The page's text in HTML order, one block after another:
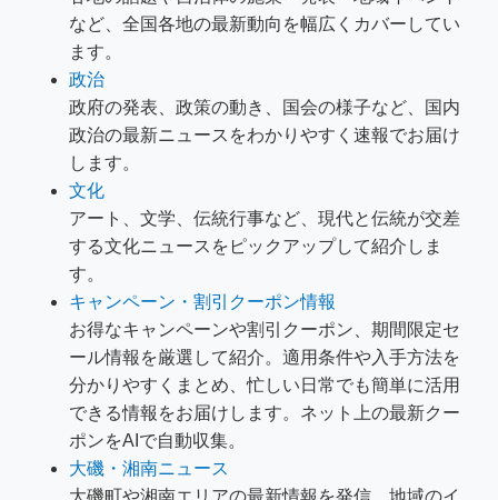
など、全国各地の最新動向を幅広くカバーしてい
ます。
政治
政府の発表、政策の動き、国会の様子など、国内
政治の最新ニュースをわかりやすく速報でお届け
します。
文化
アート、文学、伝統行事など、現代と伝統が交差
する文化ニュースをピックアップして紹介しま
す。
キャンペーン・割引クーポン情報
お得なキャンペーンや割引クーポン、期間限定セ
ール情報を厳選して紹介。適用条件や入手方法を
分かりやすくまとめ、忙しい日常でも簡単に活用
できる情報をお届けします。ネット上の最新クー
ポンをAIで自動収集。
大磯・湘南ニュース